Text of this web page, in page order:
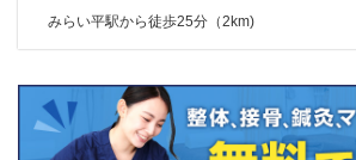
みらい平駅から徒歩25分（2km)